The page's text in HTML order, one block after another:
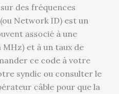
des fréquences
(ou Network ID) est un
associé à une
et à un taux de
ce code à votre
syndic ou consulter le
câble pour que la